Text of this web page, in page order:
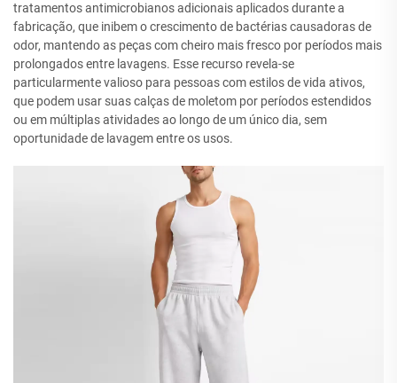
tratamentos antimicrobianos adicionais aplicados durante a
fabricação, que inibem o crescimento de bactérias causadoras de
odor, mantendo as peças com cheiro mais fresco por períodos mais
prolongados entre lavagens. Esse recurso revela-se
particularmente valioso para pessoas com estilos de vida ativos,
que podem usar suas calças de moletom por períodos estendidos
ou em múltiplas atividades ao longo de um único dia, sem
oportunidade de lavagem entre os usos.